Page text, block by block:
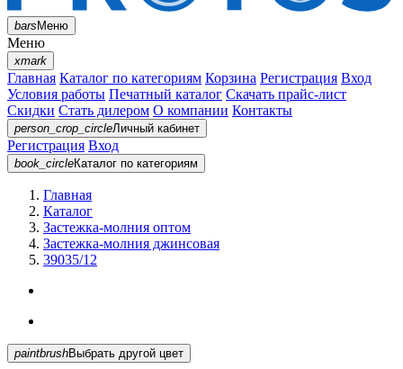
barsМеню
Меню
xmark
Главная Каталог по категориям Корзина Регистрация Вход
Условия работы Печатный каталог Скачать прайс-лист
Скидки Стать дилером О компании Контакты
person_crop_circleЛичный кабинет
Регистрация Вход
book_circleКаталог по категориям
Главная
Каталог
Застежка-молния оптом
Застежка-молния джинсовая
39035/12
paintbrush Выбрать другой цвет